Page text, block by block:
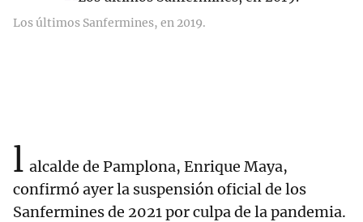
Los últimos Sanfermines, en 2019.
l alcalde de Pamplona, Enrique Maya,
confirmó ayer la suspensión oficial de los
Sanfermines de 2021 por culpa de la pandemia.